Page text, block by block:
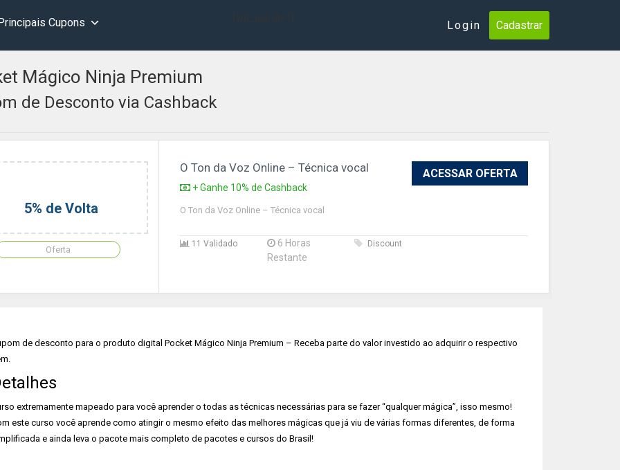
Cupons Login Cadastrar
Mágico Ninja Premium
de Desconto via Cashback
5% de Volta
Oferta
O Ton da Voz Online – Técnica vocal
+ Ganhe 10% de Cashback
ACESSAR OFERTA
O Ton da Voz Online – Técnica vocal
11 Validado
6 Horas
Restante
Discount
de desconto para o produto digital Pocket Mágico Ninja Premium – Receba parte do valor investido ao adquirir o respectivo
extremamente mapeado para você aprender o todas as técnicas necessárias para se fazer “qualquer mágica”, isso mesmo!
este curso você aprende como atingir o mesmo efeito das melhores mágicas que já viu de várias formas diferentes, de forma
e ainda leva o pacote mais completo de pacotes e cursos do Brasil!